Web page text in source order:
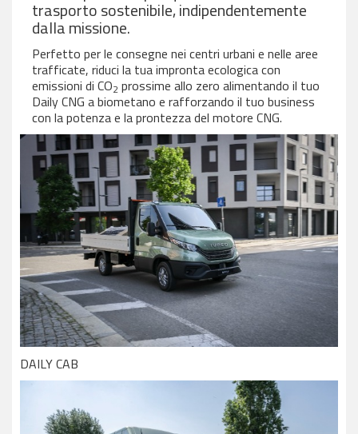
trasporto sostenibile, indipendentemente
dalla missione.
Perfetto per le consegne nei centri urbani e nelle aree
trafficate, riduci la tua impronta ecologica con
emissioni di CO2 prossime allo zero alimentando il tuo
Daily CNG a biometano e rafforzando il tuo business
con la potenza e la prontezza del motore CNG.
DAILY CAB